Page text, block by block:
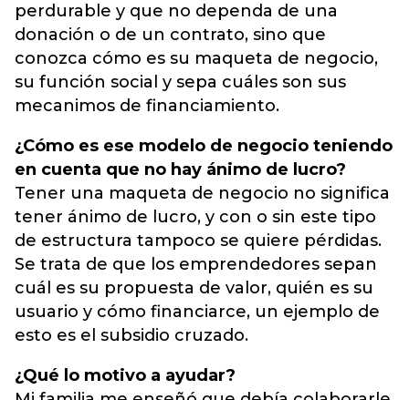
perdurable y que no dependa de una
donación o de un contrato, sino que
conozca cómo es su maqueta de negocio,
su función social y sepa cuáles son sus
mecanimos de financiamiento.
¿Cómo es ese modelo de negocio teniendo
en cuenta que no hay ánimo de lucro?
Tener una maqueta de negocio no significa
tener ánimo de lucro, y con o sin este tipo
de estructura tampoco se quiere pérdidas.
Se trata de que los emprendedores sepan
cuál es su propuesta de valor, quién es su
usuario y cómo financiarce, un ejemplo de
esto es el subsidio cruzado.
¿Qué lo motivo a ayudar?